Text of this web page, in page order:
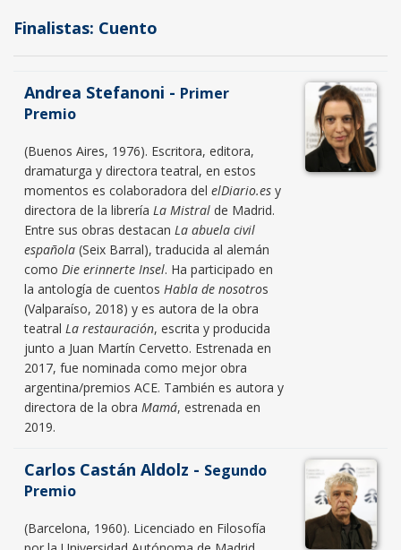
Finalistas: Cuento
Andrea Stefanoni - Primer
Premio
(Buenos Aires, 1976). Escritora, editora,
dramaturga y directora teatral, en estos
momentos es colaboradora del elDiario.es y
directora de la librería La Mistral de Madrid.
Entre sus obras destacan La abuela civil
española (Seix Barral), traducida al alemán
como Die erinnerte Insel. Ha participado en
la antología de cuentos Habla de nosotros
(Valparaíso, 2018) y es autora de la obra
teatral La restauración, escrita y producida
junto a Juan Martín Cervetto. Estrenada en
2017, fue nominada como mejor obra
argentina/premios ACE. También es autora y
directora de la obra Mamá, estrenada en
2019.
Carlos Castán Aldolz - Segundo
Premio
(Barcelona, 1960). Licenciado en Filosofía